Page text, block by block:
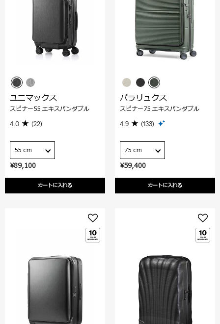
¥89,100
カートに入れる
ユニマックス
スピナー55 エキスパンダブル
4.0 (22)
55 cm
¥59,400
カートに入れる
パラリュクス
スピナー75 エキスパンダブル
4.9 (133)
75 cm